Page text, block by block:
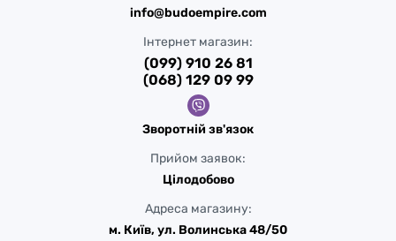
info@budoempire.com
Інтернет магазин:
(099) 910 26 81
(068) 129 09 99
Зворотній зв'язок
Прийом заявок:
Цілодобово
Адреса магазину:
м. Київ, ул. Волинська 48/50